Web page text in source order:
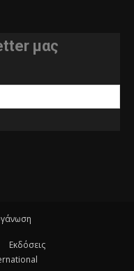
μας
Εκδόσεις